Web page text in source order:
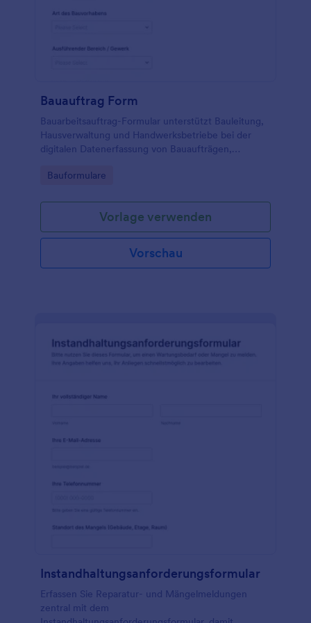
Bauauftrag Form
Bauarbeitsauftrag-Formular unterstützt Bauleitung,
Hausverwaltung und Handwerksbetriebe bei der
digitalen Datenerfassung von Bauaufträgen,
damit Aufträge klar dokumentiert und zuverlässig
Go to Category:
Bauformulare
Vorlage verwenden
Vorschau
Instandhaltungsanforderungsformular
Erfassen Sie Reparatur- und Mängelmeldungen
zentral mit dem